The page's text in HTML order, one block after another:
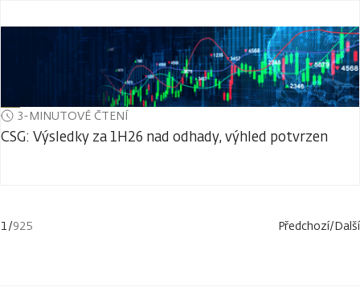
3-MINUTOVÉ ČTENÍ
CSG: Výsledky za 1H26 nad odhady, výhled potvrzen
1/925 Předchozí/Další